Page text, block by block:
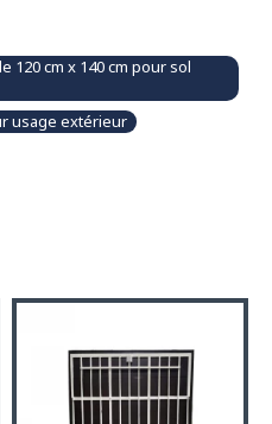
120 cm x 140 cm pour sol
usage extérieur